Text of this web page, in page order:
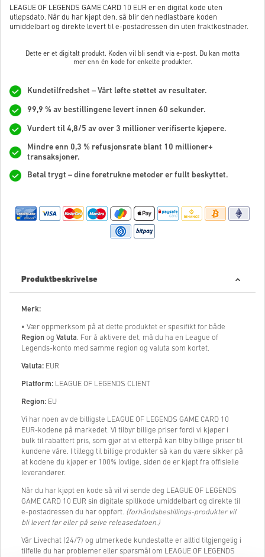
LEAGUE OF LEGENDS GAME CARD 10 EUR er en digital kode uten
utløpsdato. Når du har kjøpt den, så blir den nedlastbare koden
umiddelbart og direkte levert til e-postadressen din uten fraktkostnader.
Dette er et digitalt produkt. Koden vil bli sendt via e-post. Du kan motta
mer enn én kode for enkelte produkter.
Kundetilfredshet – Vårt løfte støttet av resultater.
99,9 % av bestillingene levert innen 60 sekunder.
Vurdert til 4,8/5 av over 3 millioner verifiserte kjøpere.
Mindre enn 0,3 % refusjonsrate blant 10 millioner+
transaksjoner.
Betal trygt – dine foretrukne metoder er fullt beskyttet.
Produktbeskrivelse
Merk:
• Vær oppmerksom på at dette produktet er spesifikt for både
Region og Valuta. For å aktivere det, må du ha en League of
Legends-konto med samme region og valuta som kortet.
Valuta: EUR
Platform: LEAGUE OF LEGENDS CLIENT
Region: EU
Vi har noen av de billigste LEAGUE OF LEGENDS GAME CARD 10
EUR-kodene på markedet. Vi tilbyr billige priser fordi vi kjøper i
bulk til rabattert pris, som gjør at vi etterpå kan tilby billige priser til
kundene våre. I tillegg til billige produkter så kan du være sikker på
at kodene du kjøper er 100% lovlige, siden de er kjøpt fra offisielle
leverandører.
Når du har kjøpt en kode så vil vi sende deg LEAGUE OF LEGENDS
GAME CARD 10 EUR sin digitale spillkode umiddelbart og direkte til
e-postadressen du har oppført. (forhåndsbestillings-produkter vil
bli levert før eller på selve releasedatoen.)
Vår Livechat (24/7) og utmerkede kundestøtte er alltid tilgjengelig i
tilfelle du har problemer eller spørsmål om LEAGUE OF LEGENDS